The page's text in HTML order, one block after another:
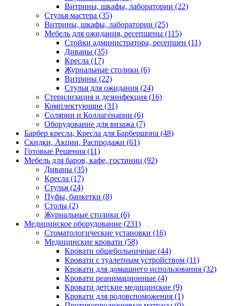
Витрины, шкафы, лаборатории (22)
Стулья мастера (35)
Витрины, шкафы, лаборатории (25)
Мебель для ожидания, ресепшены (115)
Стойки администратора, ресепшен (11)
Диваны (35)
Кресла (17)
Журнальные столики (6)
Витрины (22)
Стулья для ожидания (24)
Стерилизация и дезинфекция (16)
Комплектующие (31)
Солярии и Коллагенарии (6)
Оборудование для визажа (7)
Барбер кресла, Кресла для Барбершопа (48)
Скидки, Акции, Распродажи (61)
Готовые Решения (11)
Мебель для баров, кафе, гостиниц (92)
Диваны (35)
Кресла (17)
Стулья (24)
Пуфы, банкетки (8)
Столы (2)
Журнальные столики (6)
Медицинское оборудование (231)
Стоматологические установки (16)
Медицинские кровати (58)
Кровати общебольничные (44)
Кровати с туалетным устройством (11)
Кровати для домашнего использования (32)
Кровати реанимационные (4)
Кровати детские медицинские (9)
Кровати для родовспоможения (1)